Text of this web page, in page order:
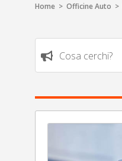
Home > Officine Auto >
Cosa cerchi?